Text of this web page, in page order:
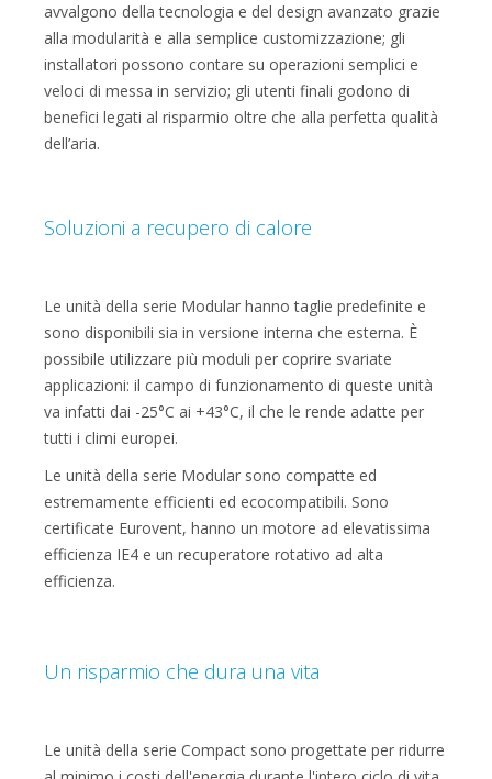
avvalgono della tecnologia e del design avanzato grazie
alla modularità e alla semplice customizzazione; gli
installatori possono contare su operazioni semplici e
veloci di messa in servizio; gli utenti finali godono di
benefici legati al risparmio oltre che alla perfetta qualità
dell’aria.
Soluzioni a recupero di calore
Le unità della serie Modular hanno taglie predefinite e
sono disponibili sia in versione interna che esterna. È
possibile utilizzare più moduli per coprire svariate
applicazioni: il campo di funzionamento di queste unità
va infatti dai -25°C ai +43°C, il che le rende adatte per
tutti i climi europei.
Le unità della serie Modular sono compatte ed
estremamente efficienti ed ecocompatibili. Sono
certificate Eurovent, hanno un motore ad elevatissima
efficienza IE4 e un recuperatore rotativo ad alta
efficienza.
Un risparmio che dura una vita
Le unità della serie Compact sono progettate per ridurre